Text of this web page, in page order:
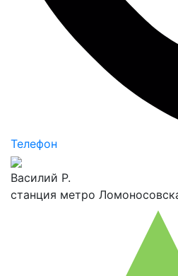
Телефон
Василий Р.
станция метро